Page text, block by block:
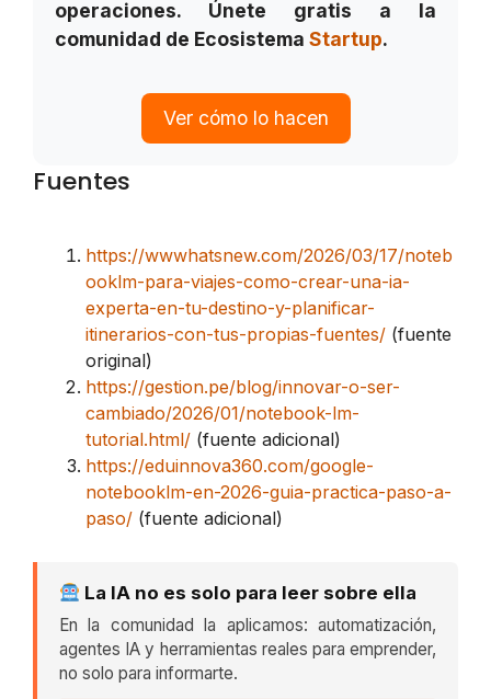
operaciones. Únete gratis a la
comunidad de Ecosistema Startup.
Ver cómo lo hacen
Fuentes
https://wwwhatsnew.com/2026/03/17/noteb
ooklm-para-viajes-como-crear-una-ia-
experta-en-tu-destino-y-planificar-
itinerarios-con-tus-propias-fuentes/ (fuente
original)
https://gestion.pe/blog/innovar-o-ser-
cambiado/2026/01/notebook-lm-
tutorial.html/ (fuente adicional)
https://eduinnova360.com/google-
notebooklm-en-2026-guia-practica-paso-a-
paso/ (fuente adicional)
La IA no es solo para leer sobre ella
En la comunidad la aplicamos: automatización,
agentes IA y herramientas reales para emprender,
no solo para informarte.